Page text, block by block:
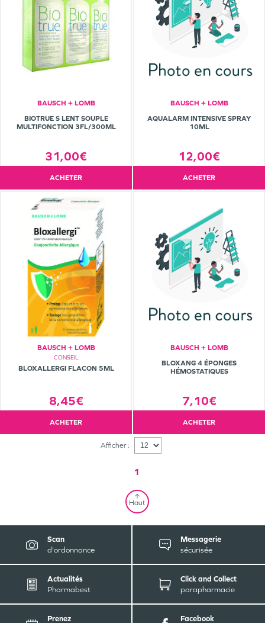
BAUSCH + LOMB
BIOTRUE S LENT SOUPLE
MULTIFONCTION 3FL/300ML
31,00€
ACHETER
BAUSCH + LOMB
AQUALARM INTENSIVE SPRAY
10ML
12,00€
ACHETER
BAUSCH + LOMB
CONSEIL
BLOXALLERGI FLACON 5ML
8,45€
ACHETER
BAUSCH + LOMB
BLOXANG 4 ÉPONGES
HÉMOSTATIQUES
7,10€
ACHETER
Afficher :
1
Haut
Scan
d'ordonnance
Messagerie
sécurisée
Actualités
Pharmabest
Click and Collect
parapharmacie
Prenez
Facebook